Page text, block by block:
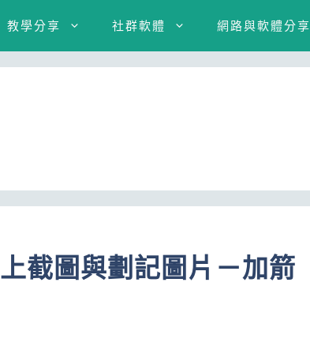
教學分享 社群軟體 網路與軟體分享
截圖與劃記圖片－加箭